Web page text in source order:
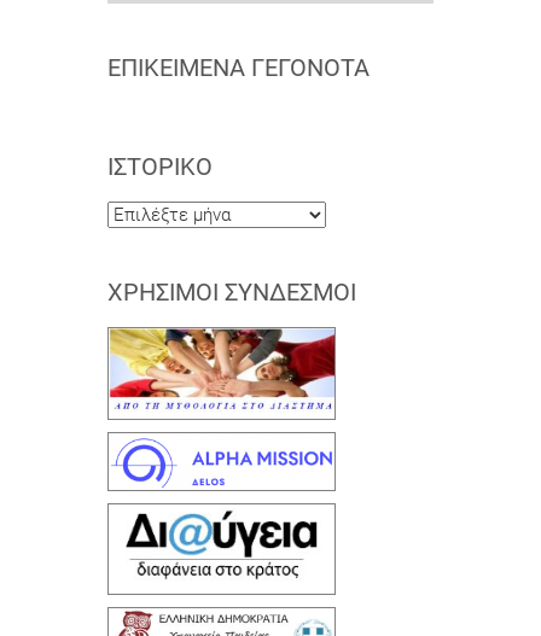
ΕΠΙΚΕΊΜΕΝΑ ΓΕΓΟΝΌΤΑ
ΙΣΤΟΡΙΚΌ
Ιστορικό
ΧΡΉΣΙΜΟΙ ΣΎΝΔΕΣΜΟΙ